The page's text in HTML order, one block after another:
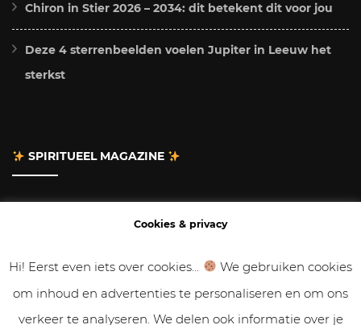
Chiron in Stier 2026 – 2034: dit betekent dit voor jou
Deze 4 sterrenbeelden voelen Jupiter in Leeuw het
sterkst
SPIRITUEEL MAGAZINE
Gastbloggen
Cookies & privacy
Hi! Eerst even iets over cookies...
We gebruiken cookies
om inhoud en advertenties te personaliseren en om ons
verkeer te analyseren. We delen ook informatie over je